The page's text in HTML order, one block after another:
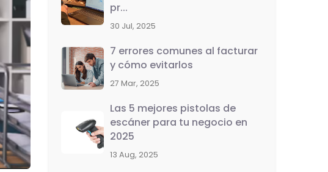
pr...
30 Jul, 2025
7 errores comunes al facturar
y cómo evitarlos
27 Mar, 2025
Las 5 mejores pistolas de
escáner para tu negocio en
2025
13 Aug, 2025